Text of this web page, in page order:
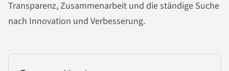
Transparenz, Zusammenarbeit und die ständige Suche
nach Innovation und Verbesserung.